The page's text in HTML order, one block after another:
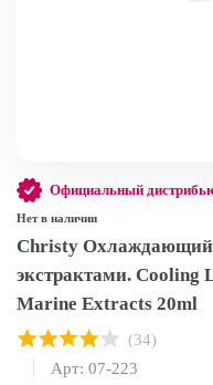
Официальный
Нет в наличии
Christy Охлаждающий
экстрактами. Cooling
Marine Extracts 20ml
(34)
Арт: 07-223